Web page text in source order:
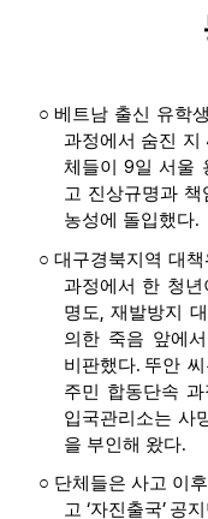
○베트남 출신 유학
과정에서 숨진 지
체들이9일 서울
고 진상규명과 책
농성에 돌입했다.
○대구경북지역 대
과정에서 한 청
명도, 재발방지
의한 죽음 앞에
비판했다. 뚜안 씨
주민 합동단속
입국관리소는 사
을 부인해 왔다.
○ 단체들은 사고 이
고‘자진출국’ 공